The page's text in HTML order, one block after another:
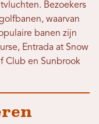
Bezoekers
waarvan
banen zijn
Entrada at Snow
Club en Sunbrook